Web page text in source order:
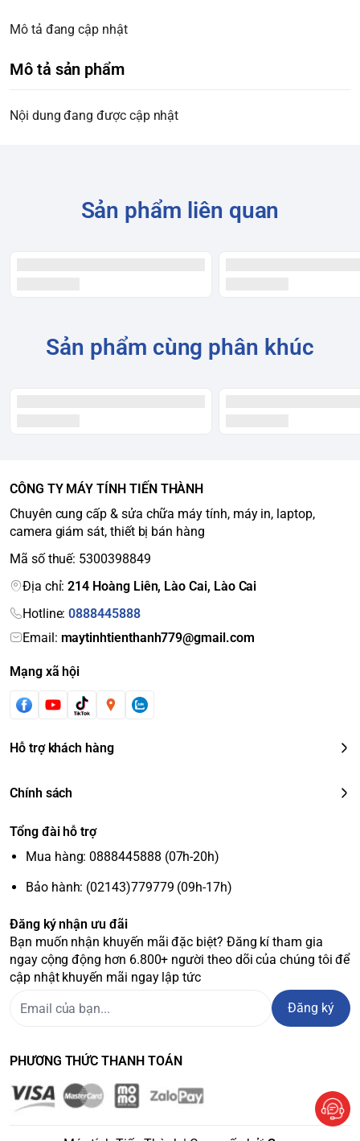
Mô tả đang cập nhật
Mô tả sản phẩm
Nội dung đang được cập nhật
Sản phẩm liên quan
Sản phẩm cùng phân khúc
CÔNG TY MÁY TÍNH TIẾN THÀNH
Chuyên cung cấp & sửa chữa máy tính, máy in, laptop,
camera giám sát, thiết bị bán hàng
Mã số thuế: 5300398849
Địa chỉ:214 Hoàng Liên, Lào Cai, Lào Cai
Hotline:0888445888
Email: maytinhtienthanh779@gmail.com
Mạng xã hội
Hỗ trợ khách hàng
Chính sách
Tổng đài hỗ trợ
Mua hàng: 0888445888 (07h-20h)
Bảo hành: (02143)779779 (09h-17h)
Đăng ký nhận ưu đãi
Bạn muốn nhận khuyến mãi đặc biệt? Đăng kí tham gia
ngay cộng động hơn 6.800+ người theo dõi của chúng tôi để
cập nhật khuyến mãi ngay lập tức
Đăng ký
PHƯƠNG THỨC THANH TOÁN